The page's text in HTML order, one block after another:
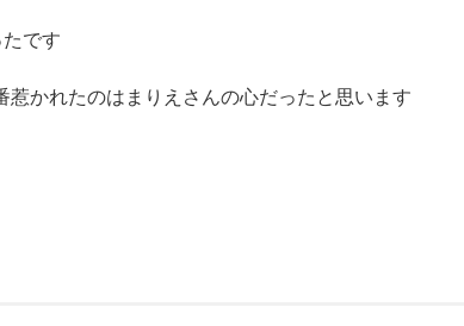
です
かれたのはまりえさんの心だったと思います